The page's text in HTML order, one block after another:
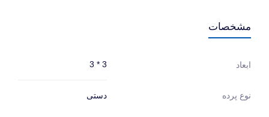
مشخصات
ابعاد 3 * 3
نوع پرده دستی